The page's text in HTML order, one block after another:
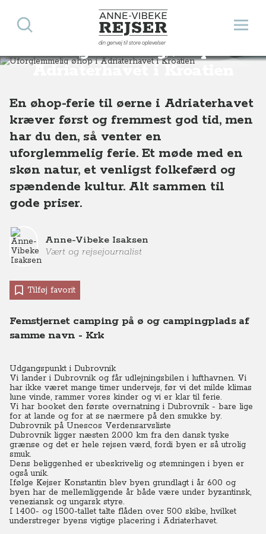
Anne-Vibeke Rejser
din genvej til store oplevelser
Åbn
Søg
Uforglemmelig øhop i
Adriaterhavet i Kroatien
Destinationer Europa Kroatien Uforglemmelig øhop i Adriaterhavet i Kroatien
En øhop-ferie til øerne i Adriaterhavet
kræver først og fremmest god tid, men
har du den, så venter en
uforglemmelig ferie. Et møde med en
skøn natur, et venligst folkefærd og
spændende kultur. Alt sammen til
gode priser.
Anne-Vibeke Isaksen
Vært og rejsejournalist
Tilføj favorit
Femstjernet camping på ø og campingplads af
samme navn - Krk
Udgangspunkt i Dubrovnik
Vi lander i Dubrovnik og får udlejningsbilen i lufthavnen. Vi
har ikke været mange timer undervejs, før vi det milde klimas
lune vinde, rammer vores kinder og vi er klar til ferie.
Vi har booket den første overnatning i Dubrovnik - bare lige
for at lande og for at se nærmere på den smukke by.
Dubrovnik på Unescos Verdensarvsliste
Dubrovnik ligger næsten 2.000 km fra den dansk tyske
grænse og det er hele rejsen værd, fordi byen er så utrolig
smuk.
Dens beliggenhed er ubeskrivelig og stemningen i byen er
også unik.
Ifølge Kejser Konstantin blev byen grundlagt i år 600 og
byen har de mellemliggende år både være under byzantinsk,
veneziansk og ungarsk styre.
I 1400- og 1500-tallet talte flåden over 500 skibe, hvilket
understreger byens vigtige placering i Adriaterhavet.